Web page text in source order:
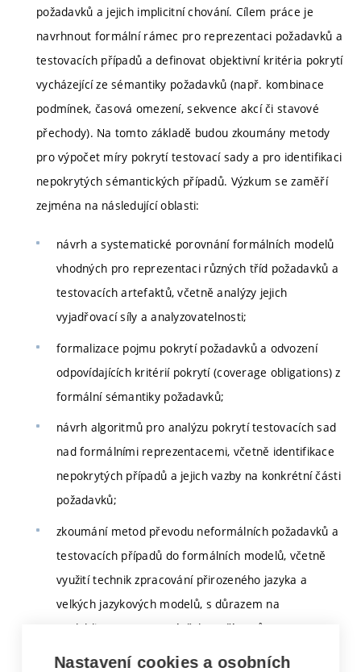
požadavků a jejich implicitní chování. Cílem práce je
navrhnout formální rámec pro reprezentaci požadavků a
testovacích případů a definovat objektivní kritéria pokrytí
vycházející ze sémantiky požadavků (např. kombinace
podmínek, časová omezení, sekvence akcí či stavové
přechody). Na tomto základě budou zkoumány metody
pro výpočet míry pokrytí testovací sady a pro identifikaci
nepokrytých sémantických případů. Výzkum se zaměří
zejména na následující oblasti:
návrh a systematické porovnání formálních modelů
vhodných pro reprezentaci různých tříd požadavků a
testovacích artefaktů, včetně analýzy jejich
vyjadřovací síly a analyzovatelnosti;
formalizace pojmu pokrytí požadavků a odvození
odpovídajících kritérií pokrytí (coverage obligations) z
formální sémantiky požadavků;
návrh algoritmů pro analýzu pokrytí testovacích sad
nad formálními reprezentacemi, včetně identifikace
nepokrytých případů a jejich vazby na konkrétní části
požadavků;
zkoumání metod převodu neformálních požadavků a
testovacích případů do formálních modelů, včetně
využití technik zpracování přirozeného jazyka a
velkých jazykových modelů, s důrazem na
spolehlivost a omezení těchto přístupů;
experimentální vyhodnocení navržených metod na
Nastavení cookies a osobních